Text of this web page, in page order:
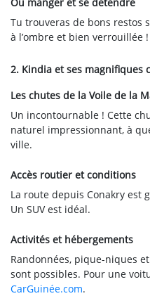
Tu trouveras de bons restos
à l’ombre et bien verrouillée !
2. Kindia et ses magnifiques
Les chutes de la Voile de la
Un incontournable ! Cette
naturel impressionnant, à
ville.
Accès routier et conditions
La route depuis Conakry est
Un SUV est idéal.
Activités et hébergements
Randonnées, pique-niques
sont possibles. Pour une
CarGuinée.com.